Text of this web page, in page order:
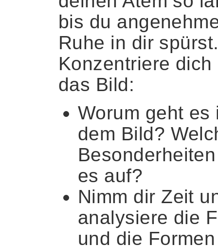
bis du
Ruhe in dir
Konzentriere dich
das Bild:
Worum geht es
dem Bild?
es auf?
Nimm dir Zeit
analysiere die
und die